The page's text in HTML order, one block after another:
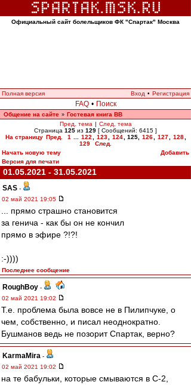
Официальный сайт болельщиков ФК "Спартак" Москва
Полная версия Вход • Регистрация
FAQ • Поиск
Общение на сайте » Гостевая книга ВВ
Пред. тема | След. тема
Страница 125 из 129 [ Сообщений: 6415 ]
На страницу Пред. 1 122 123 124 125 126 127 128
129
След.
Начать новую тему
Добавить
Версия для печати
01.05.2021 - 31.05.2021
SAS -
02 май 2021 19:05
... прямо страшно становится
за генича - как бы он не кончил
прямо в эфире ?!?!
:-))))
Последнее сообщение
RoughBoy -
02 май 2021 19:02
Т.е. проблема была вовсе не в Пилипчуке, о
чем, собственно, и писал неоднократно.
Бушманов ведь не позорит Спартак, верно?
KarmaMira -
02 май 2021 19:02
на те бабульки, которые смываются в С-2,